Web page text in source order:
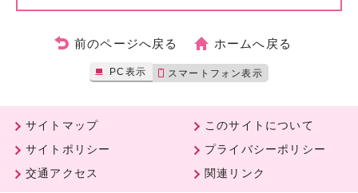
前のページへ戻る ホームへ戻る
PC表示 スマートフォン表示
サイトマップ
このサイトについて
サイトポリシー
プライバシーポリシー
交通アクセス
関連リンク